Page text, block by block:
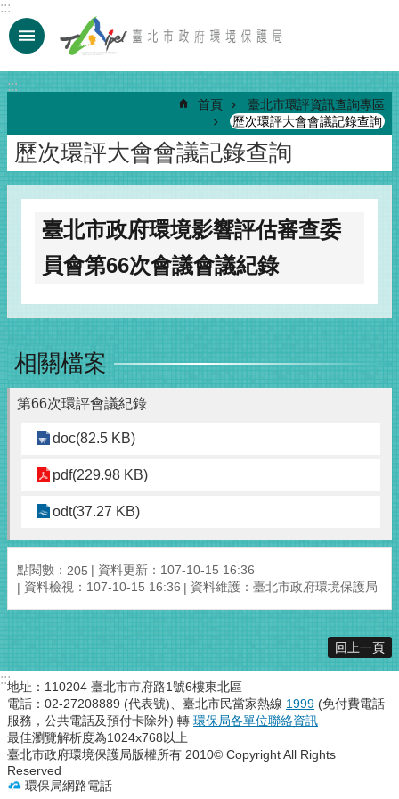
跳到主要內容區塊
:::
:::
首頁
臺北市環評資訊查詢專區
歷次環評大會會議記錄查詢
歷次環評大會會議記錄查詢
臺北市政府環境影響評估審查委
員會第66次會議會議紀錄
相關檔案
第66次環評會議紀錄
doc(82.5 KB)
pdf(229.98 KB)
odt(37.27 KB)
點閱數： 205
資料更新：107-10-15 16:36
資料檢視：107-10-15 16:36
資料維護：臺北市政府環境保護局
回上一頁
:::地址：110204 臺北市市府路1號6樓東北區
電話：02-27208889 (代表號)、臺北市民當家熱線 1999 (免付費電話
服務，公共電話及預付卡除外) 轉 環保局各單位聯絡資訊
最佳瀏覽解析度為1024x768以上
臺北市政府環境保護局版權所有 2010© Copyright All Rights
Reserved
環保局網路電話